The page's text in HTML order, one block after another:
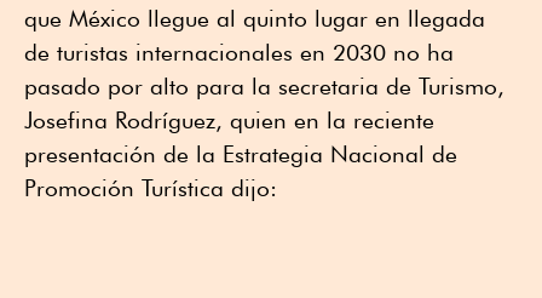
que México llegue al quinto lugar en llegada
de turistas internacionales en 2030 no ha
pasado por alto para la secretaria de Turismo,
Josefina Rodríguez, quien en la reciente
presentación de la Estrategia Nacional de
Promoción Turística dijo: